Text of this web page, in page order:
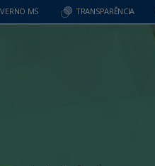
MS TRANSPARÊNCIA